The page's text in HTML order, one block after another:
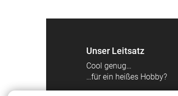
Unser Leitsatz
Cool genug…
…für ein heißes Hobby?